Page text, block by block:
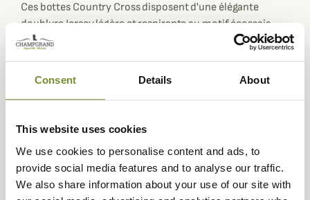
Consent Details About
This website uses cookies
We use cookies to personalise content and ads, to
provide social media features and to analyse our traffic.
We also share information about your use of our site with
Ces bottes Country Cross disposent d'une élégante
doublure Jersey légère et respirante au motif écossais.
L'utilisation de ces bottes est alors optimale pour les
doublure Jersey à l'avantage d'être résistante à l'usure
thermique.
Le Chameau produit son propre caoutchouc Chamolux
pour la confection de ses bottes, un caoutchouc naturel
de qualité sélectionné par la marque pour assurer des
bottes 100% étanches.